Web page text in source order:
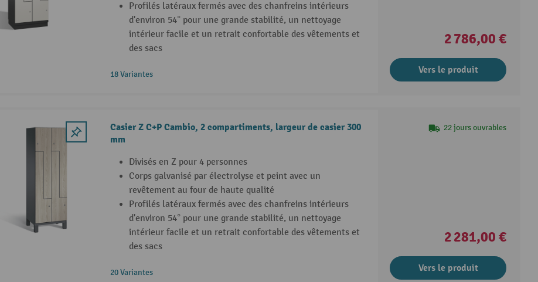
Profilés latéraux fermés avec des chanfreins intérieurs
d'environ 54° pour une grande stabilité, un nettoyage
intérieur facile et un retrait confortable des vêtements et
des sacs
18 Variantes
2 786,00 €
Vers le produit
Casier Z C+P Cambio, 2 compartiments, largeur de casier 300
mm
Divisés en Z pour 4 personnes
Corps galvanisé par électrolyse et peint avec un
revêtement au four de haute qualité
Profilés latéraux fermés avec des chanfreins intérieurs
d'environ 54° pour une grande stabilité, un nettoyage
intérieur facile et un retrait confortable des vêtements et
des sacs
20 Variantes
22 jours ouvrables
2 281,00 €
Vers le produit